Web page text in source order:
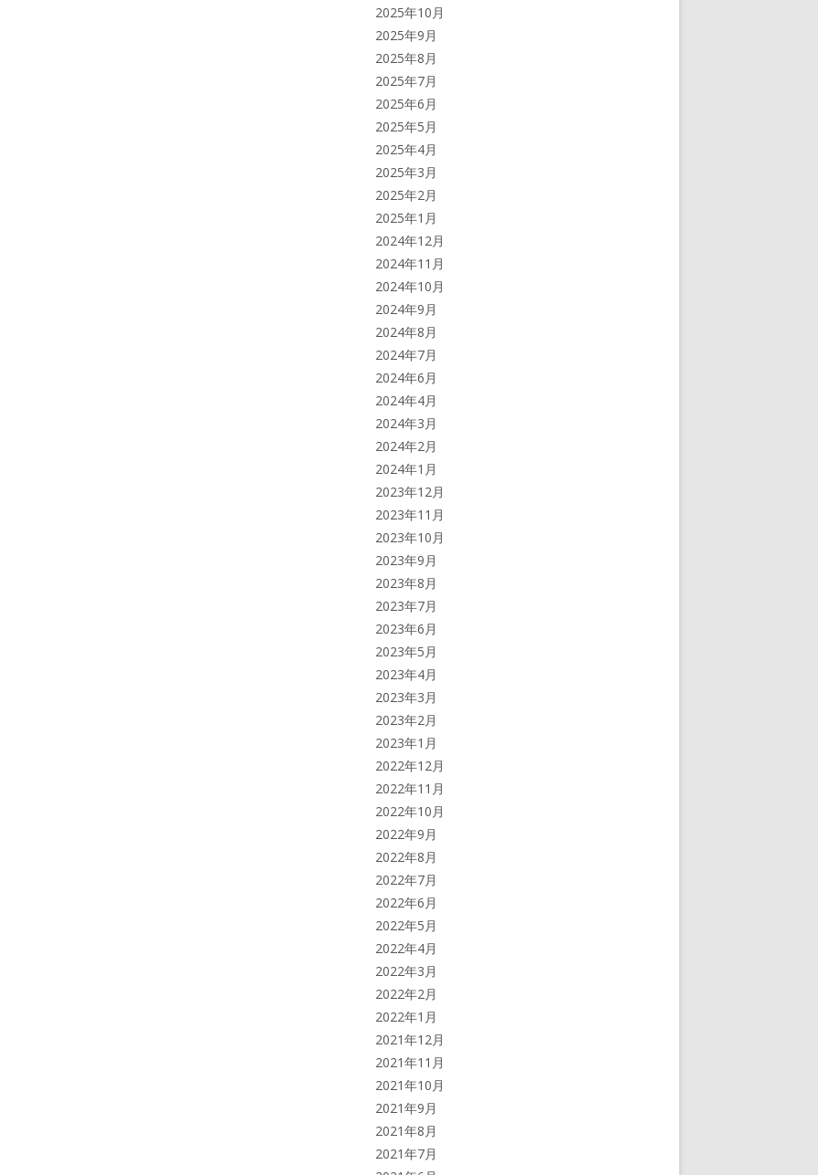
2025年10月
2025年9月
2025年8月
2025年7月
2025年6月
2025年5月
2025年4月
2025年3月
2025年2月
2025年1月
2024年12月
2024年11月
2024年10月
2024年9月
2024年8月
2024年7月
2024年6月
2024年4月
2024年3月
2024年2月
2024年1月
2023年12月
2023年11月
2023年10月
2023年9月
2023年8月
2023年7月
2023年6月
2023年5月
2023年4月
2023年3月
2023年2月
2023年1月
2022年12月
2022年11月
2022年10月
2022年9月
2022年8月
2022年7月
2022年6月
2022年5月
2022年4月
2022年3月
2022年2月
2022年1月
2021年12月
2021年11月
2021年10月
2021年9月
2021年8月
2021年7月